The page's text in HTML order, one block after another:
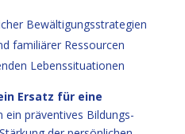
Bewältigungsstrategien
familiärer Ressourcen
Lebenssituationen
Ersatz für eine
ein präventives Bildungs-